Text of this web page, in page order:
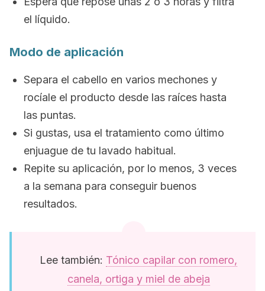
el líquido.
Modo de aplicación
Separa el cabello en varios mechones y
rocíale el producto desde las raíces hasta
las puntas.
Si gustas, usa el tratamiento como último
enjuague de tu lavado habitual.
Repite su aplicación, por lo menos, 3 veces
a la semana para conseguir buenos
resultados.
Lee también: Tónico capilar con romero,
canela, ortiga y miel de abeja